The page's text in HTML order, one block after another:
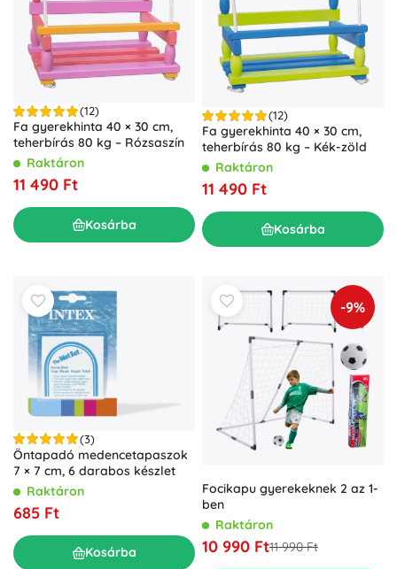
(12)
Fa gyerekhinta 40 × 30 cm,
teherbírás 80 kg – Rózsaszín
Raktáron
11 490 Ft
Kosárba
(12)
Fa gyerekhinta 40 × 30 cm,
teherbírás 80 kg – Kék-zöld
Raktáron
11 490 Ft
Kosárba
(3)
Öntapadó medencetapaszok
7 × 7 cm, 6 darabos készlet
Raktáron
685 Ft
Kosárba
-9%
Focikapu gyerekeknek 2 az 1-
ben
Raktáron
10 990 Ft11 990 Ft